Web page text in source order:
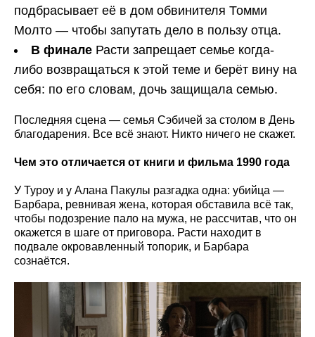
подбрасывает её в дом обвинителя Томми
Молто — чтобы запутать дело в пользу отца.
В финале Расти запрещает семье когда-
либо возвращаться к этой теме и берёт вину на
себя: по его словам, дочь защищала семью.
Последняя сцена — семья Сэбичей за столом в День
благодарения. Все всё знают. Никто ничего не скажет.
Чем это отличается от книги и фильма 1990 года
У Туроу и у Алана Пакулы разгадка одна: убийца —
Барбара, ревнивая жена, которая обставила всё так,
чтобы подозрение пало на мужа, не рассчитав, что он
окажется в шаге от приговора. Расти находит в
подвале окровавленный топорик, и Барбара
сознаётся.